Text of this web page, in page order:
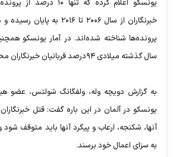
یونسکو اعلام کرده که تنها
خبرنگاران از سال ۲۰۰۶ تا ۲۰۱۶
پرونده‌ها شناخته شده‌اند. در آمار یونسکو
سال گذشته میلادی ۹۴درصد قربانیان خبرنگاران محلی بوده‌اند.
به گزارش دویچه وله، ولفگانگ شولتس، عضو
یونسکو در آلمان در این باره گفت: قتل
آنها، شکنجه، ارعاب و پیگرد آنها باید متوقف شود
به سزای اعمال خود برسند.